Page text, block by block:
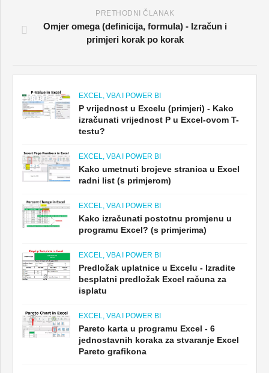
PRETHODNI ČLANAK
Omjer omega (definicija, formula) - Izračun i
primjeri korak po korak
EXCEL, VBA I POWER BI
P vrijednost u Excelu (primjeri) - Kako
izračunati vrijednost P u Excel-ovom T-
testu?
EXCEL, VBA I POWER BI
Kako umetnuti brojeve stranica u Excel
radni list (s primjerom)
EXCEL, VBA I POWER BI
Kako izračunati postotnu promjenu u
programu Excel? (s primjerima)
EXCEL, VBA I POWER BI
Predložak uplatnice u Excelu - Izradite
besplatni predložak Excel računa za
isplatu
EXCEL, VBA I POWER BI
Pareto karta u programu Excel - 6
jednostavnih koraka za stvaranje Excel
Pareto grafikona